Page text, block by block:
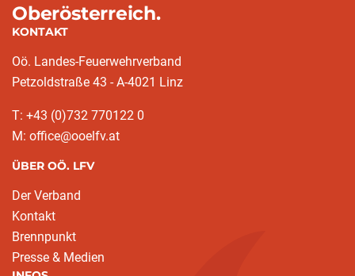
Oberösterreich.
KONTAKT
Oö. Landes-Feuerwehrverband
Petzoldstraße 43 - A-4021 Linz
T: +43 (0)732 770122 0
M: office@ooelfv.at
ÜBER OÖ. LFV
Der Verband
Kontakt
Brennpunkt
Presse & Medien